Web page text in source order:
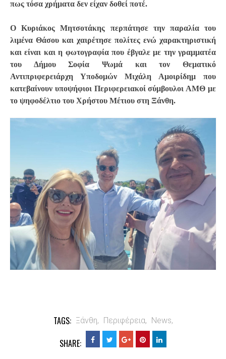
πως τόσα χρήματα δεν είχαν δοθεί ποτέ.
Ο Κυριάκος Μητσοτάκης περπάτησε την παραλία του
λιμένα Θάσου και χαιρέτησε πολίτες ενώ χαρακτηριστική
και είναι και η φωτογραφία που έβγαλε με την γραμματέα
του Δήμου Σοφία Ψωμά και τον Θεματικό
Αντιπριφερειάρχη Υποδομών Μιχάλη Αμοιρίδημ που
κατεβαίνουν υποψήφιοι Περιφερειακοί σύμβουλοι ΑΜΘ με
το ψηφοδέλτιο του Χρήστου Μέτιου στη Ξάνθη.
TAGS: Ξάνθη, Περιφέρεια, News,
SHARE: